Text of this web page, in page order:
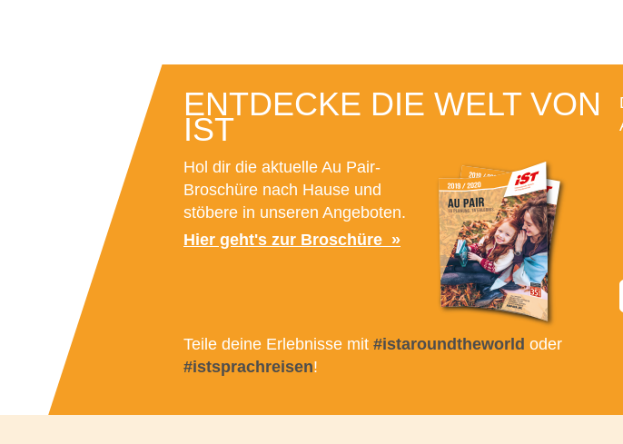
ENTDECKE DIE WELT VON
IST
Hol dir die aktuelle Au Pair-
Broschüre nach Hause und
stöbere in unseren Angeboten.
Hier geht's zur Broschüre
Teile deine Erlebnisse mit #istaroundtheworld oder
#istsprachreisen!